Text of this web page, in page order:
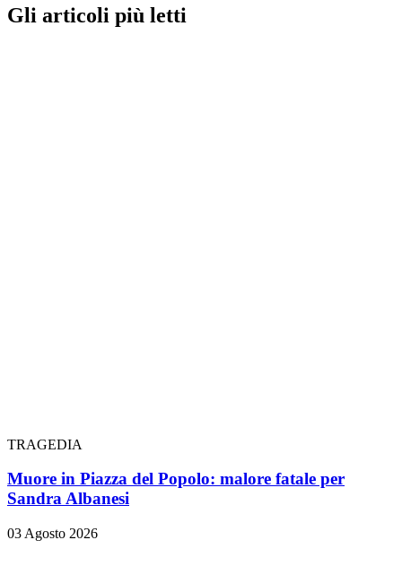
Gli articoli più letti
TRAGEDIA
Muore in Piazza del Popolo: malore fatale per
Sandra Albanesi
03 Agosto 2026